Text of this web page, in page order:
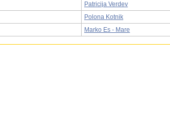
Patricija Verdev
Polona Kotnik
Marko Es - Mare